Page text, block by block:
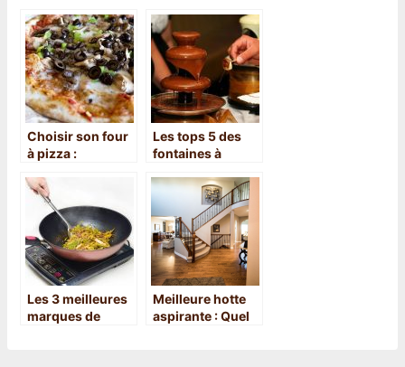
votre cuisine ?
Choisir son four
à pizza :
conseils
Les tops 5 des
fontaines à
l’année 2021
Les 3 meilleures
marques de
Meilleure hotte
aspirante : Quel